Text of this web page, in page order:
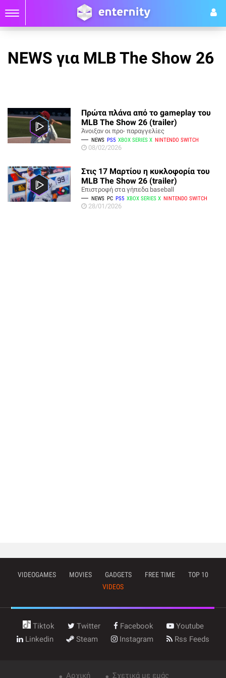
NEWS για MLB The Show 26
Πρώτα πλάνα από το gameplay του
MLB The Show 26 (trailer)
Άνοιξαν οι προ- παραγγελίες
NEWS PS5 XBOX SERIES X NINTENDO SWITCH
08/02/2026
Στις 17 Μαρτίου η κυκλοφορία του
MLB The Show 26 (trailer)
Επιστροφή στα γήπεδα baseball
NEWS PC PS5 XBOX SERIES X NINTENDO SWITCH
28/01/2026
VIDEOGAMES MOVIES GADGETS FREE TIME
TOP 10
VIDEOS
Tiktok Twitter Facebook
Youtube
Linkedin
Steam Instagram Rss Feeds
Αρχική Σχετικά με εμάς